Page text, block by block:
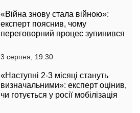
«Війна знову стала війною»:
експерт пояснив, чому
переговорний процес зупинився
3 серпня, 19:30
«Наступні 2-3 місяці стануть
визначальними»: експерт оцінив,
чи готується у росії мобілізація